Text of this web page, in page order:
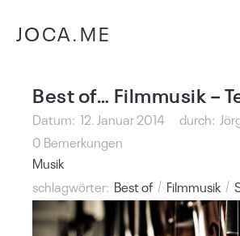
JOCA.ME
Best of… Filmmusik –
Datum: 12. Januar 2014 durch:
0 Bemerkungen
Musik
schlagwörter: Best of Filmmusik